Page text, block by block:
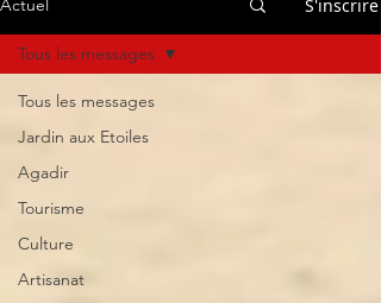
Actuel S'inscrire
Tous les messages
Jardin aux Etoiles
Agadir
Tourisme
Culture
Artisanat
Tous les messages